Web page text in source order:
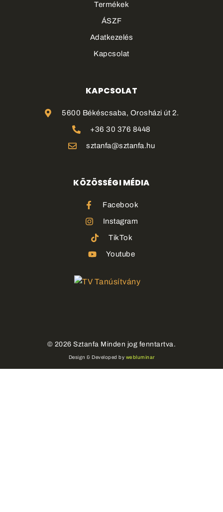
Termékek
ÁSZF
Adatkezelés
Kapcsolat
KAPCSOLAT
5600 Békéscsaba, Orosházi út 2.
+36 30 376 8448
sztanfa@sztanfa.hu
KÖZÖSSÉGI MÉDIA
Facebook
Instagram
TikTok
Youtube
© 2026 Sztanfa Minden jog fenntartva.
Design & Developed by webluminar